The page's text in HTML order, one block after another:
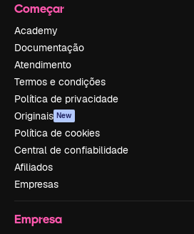
Começar
Academy
Documentação
Atendimento
Termos e condições
Política de privacidade
Originais New
Política de cookies
Central de confiabilidade
Afiliados
Empresas
Empresa